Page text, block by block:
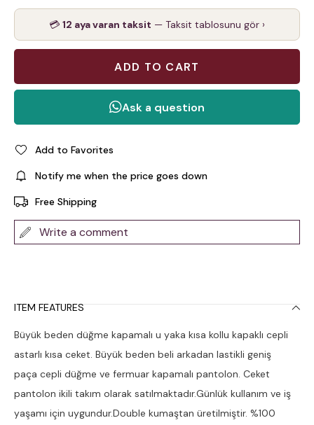
💳 12 aya varan taksit — Taksit tablosunu gör ›
Add to Favorites
Notify me when the price goes down
Free Shipping
Write a comment
ITEM FEATURES
Büyük beden düğme kapamalı u yaka kısa kollu kapaklı cepli
astarlı kısa ceket. Büyük beden beli arkadan lastikli geniş
paça cepli düğme ve fermuar kapamalı pantolon. Ceket
pantolon ikili takım olarak satılmaktadır.Günlük kullanım ve iş
yaşamı için uygundur.Double kumaştan üretilmiştir. %100